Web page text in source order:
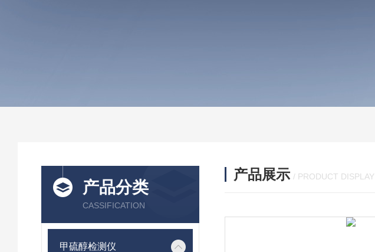
产品分类
CASSIFICATION
甲硫醇检测仪
产品展示 / PRODUCT DISPLAY